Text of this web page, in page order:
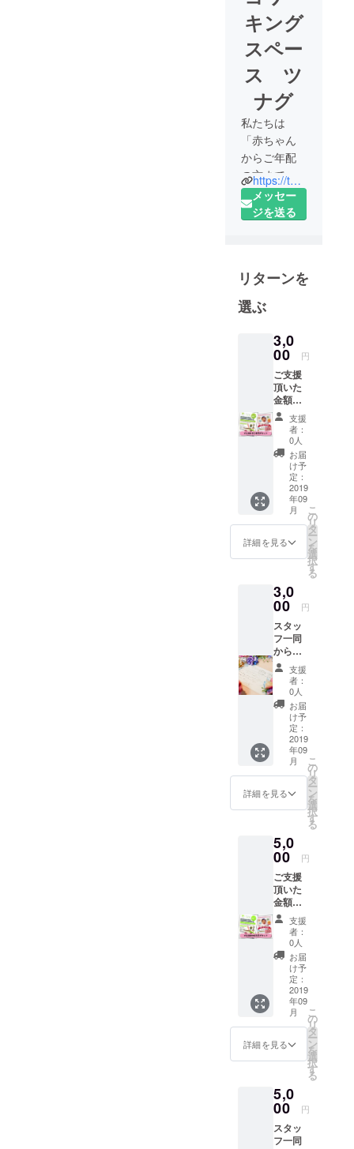
キング
スペー
ス ツ
ナグ
私たちは
「赤ちゃん
からご年配
の方まで、
気軽に利用
できる地域
から、足立
区五反野駅
徒歩4分に誕
ワーキング
スペース
ツナグ」で
お仕事でき
る環境はも
ちろん、打
合せ席、一
息つける飲
み物、ゴロ
ゴロできる
休憩スペー
ス、子連れ
キッズルー
ム、授乳
室、オムツ
替えシー
ト、作品展
示・広告が
できるレン
タルボック
ジェクタ・
ホワイト
ミナー利
会・懇親会
で利用でき
るキッチン
付き貸切ス
ペース（夜
のみ）、そ
の他各種イ
ベント開催
をいたしま
す。
また、併設
の保育園（0-
2歳児）があ
ります。必
要な時間だ
け（または
定期利用
https://twitter.com/tsunagu_spot
メッセー
ジを送る
リターンを
選ぶ
3,0
00 円
ご支援
頂いた
金額以
上の
サービ
スとな
りま
す！ ぜ
ひ、ご
利用く
ださ
い。 ・
コワー
キング
スペー
ス利用
※飲食販
売、物
販、イ
ベント
会費、
にはご
利用で
きませ
ん ・保
育園一
時保育
利用券
（8か
月-2歳
児ま
で）
※園児の
みの利
用とな
りま
す。要
予約。
※入会手
続き、
入会費
用が別
途にか
かる場
合があ
りま
す。ご
了承く
ださ
い。ご
500円単
りま
す。お
出ませ
ん。 ※
支援
者：
0人
お届
け予
定：
2019
年09
月
詳細を見る
こ
の
リ
タ
ー
ン
を
選
択
す
る
3,0
00 円
スタッ
フ一同
からの
お礼の
お手紙
とオリ
ジナル
ステッ
カー、
利用者
様から
のご意
見や感
想も送
りま
す。
支援
者：
0人
お届
け予
定：
2019
年09
月
詳細を見る
こ
の
リ
タ
ー
ン
を
選
択
す
る
5,0
00 円
ご支援
頂いた
金額以
上の
サービ
スとな
りま
す！ ぜ
ひ、ご
利用く
ださ
い。 ・
コワー
キング
スペー
ス利用
※飲食販
売、物
販、イ
ベント
会費、
支援
者：
0人
お届
け予
定：
2019
年09
月
詳細を見る
こ
の
リ
タ
ー
ン
を
選
択
す
る
5,0
00 円
スタッ
フ一同